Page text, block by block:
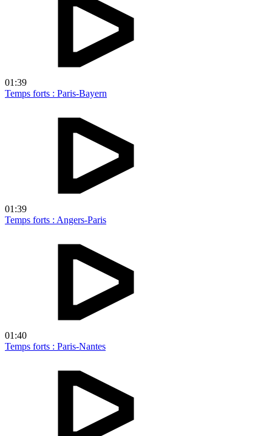
01:39
Temps forts : Paris-Bayern
01:39
Temps forts : Angers-Paris
01:40
Temps forts : Paris-Nantes